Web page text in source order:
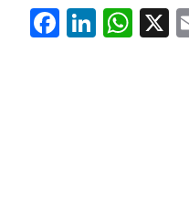
Fa
ce
Li
nk
W
ha
X